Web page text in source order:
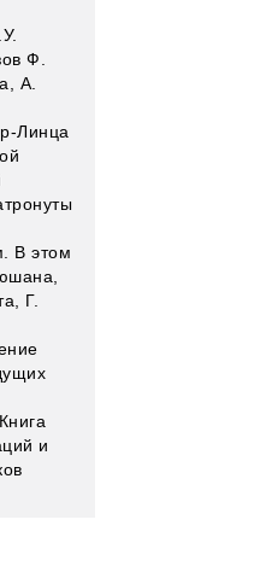
Ф.
А.
Линца
В этом
Г.
и